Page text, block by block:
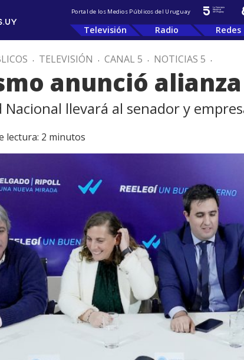
Portal de los Medios Públicos del Uruguay
Televisión Radio Redes
. TELEVISIÓN . CANAL 5 . NOTICIAS 5 .
anunció
Nacional llevará al senador y
lectura: 2 minutos